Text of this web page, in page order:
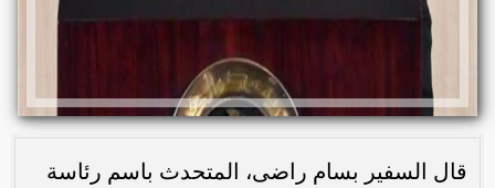
قال السفير بسام راضى، المتحدث باسم رئاسة